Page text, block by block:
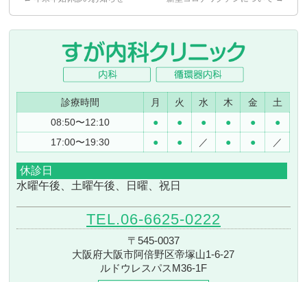
診療時間 月 火 水 木 金
土
08:50〜12:10
● ● ● ● ●
●
17:00〜19:30
● ● ／ ● ● ／
休診日
水曜午後、土曜午後、日曜、祝日
TEL.06-6625-0222
〒545-0037
大阪府大阪市阿倍野区帝塚山1-6-27
ルドウレスパスM36-1F